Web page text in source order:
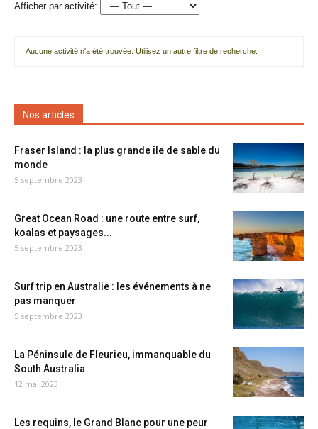
Afficher par activité:
Aucune activité n'a été trouvée. Utilisez un autre filtre de recherche.
Nos articles
Fraser Island : la plus grande île de sable du
monde
5 septembre 2023
Great Ocean Road : une route entre surf,
koalas et paysages...
5 septembre 2023
Surf trip en Australie : les événements à ne
pas manquer
5 septembre 2023
La Péninsule de Fleurieu, immanquable du
South Australia
12 mai 2023
Les requins, le Grand Blanc pour une peur